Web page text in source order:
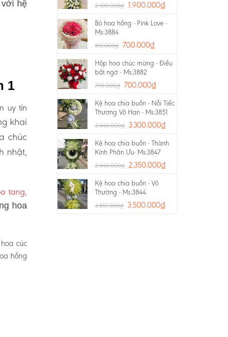
hệ
1
uy tín
khai
chúc
nhật,
tang,
hoa
cúc
hồng
2.100.000₫ 1.900.000₫
Bó hoa hồng - Pink Love -
Ms:3884
812.000₫ 700.000₫
Hộp hoa chúc mừng - Điều
bất ngờ - Ms:3882
790.000₫ 700.000₫
Kệ hoa chia buồn - Nỗi Tiếc
Thương Vô Hạn - Ms:3851
3.540.000₫ 3.300.000₫
Kệ hoa chia buồn - Thành
Kính Phân Ưu- Ms:3847
2.540.000₫ 2.350.000₫
Kệ hoa chia buồn - Vô
Thường - Ms:3844
3.810.000₫ 3.500.000₫